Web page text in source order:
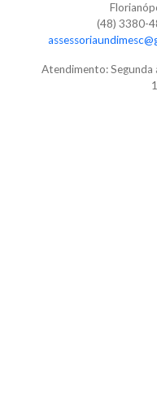
(48) 3380-
Atendimento: Segunda